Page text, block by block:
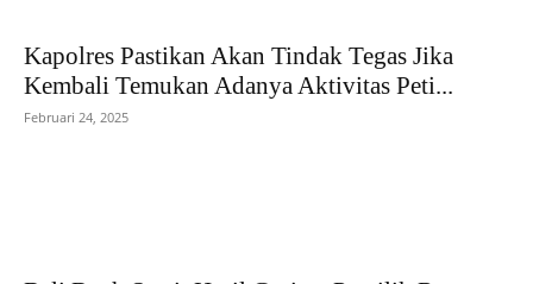
Kapolres Pastikan Akan Tindak Tegas Jika
Kembali Temukan Adanya Aktivitas Peti...
Februari 24, 2025